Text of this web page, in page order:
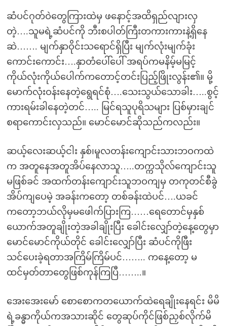
ဆံပင်ဂုတ်ဝဲတွေကြားထဲမှ ဖနောင့်အထိရှည်လျားလှ
တဲ့….သူမရဲ့ဆံပင်ကို ဘီးစပါတ်ကြီးတကားကားနဲ့ရှိနေ
ဆဲ……. မျက်နှာဝိုင်းသရောင်ရှိပြီး မျက်လုံးမျက်ခုံး
ကောင်းကောင်း….နှာတံပေါ်ပေါ် အရပ်ကမနိမ့်မမြင့်
ကိုယ်လုံးကိုယ်ပေါက်ကတောင့်တင်းပြည့်ဖြိုးလွန်း၏။ မို့
မောက်လုံးဝန်းနေတဲ့ရွေရင်စုံ….သေးသွယ်သောခါး…..စွင့်
ကားရမ်းခါနေတဲ့တင်….. မြင်ရသူပုရိသများ ပြစ်မှားချင်
စရာကောင်းလှသည်။ မောင်မောင်ဆိုသည်ကလည်း။
ဆယ့်လေးဆယ့်ငါး နှစ်၊မူလတန်းကျောင်းသားဘဝကထဲ
က အတူနေအတူအိပ်နေလာသူ…..တက္ကသိုလ်ကျောင်းသူ
မဖြစ်ခင် အထက်တန်းကျောင်းသူဘဝကျမှ တကုတင်စီခွဲ
အိပ်ကျပေမဲ့ အခန်းကတော့ တစ်ခန်းထဲပင်….ယခင်
ကတော့ဘယ်လိုမှမဖေါက်ပြားကြ……ရေတောင်မှနှစ်
ယောက်အတူချိုးတဲ့အခါချိုးပြီး ခေါင်းလျှော်တဲ့နေ့တွေမှာ
မောင်မောင်ကိုယ်တိုင် ခေါင်းလျှော်ပြီး ဆံပင်ကိုဖြီး
သင်ပေးခဲ့ရတာအကြိမ်ကြိမ်ပင်…….. ကနေ့တော့ မ
ထင်မှတ်တာတွေဖြစ်ကုန်ကြပြီ……..။
အေးအေးမော် စောစောကတယောက်ထဲရေချိုးနေရင်း မိမိ
ရဲ့ခန္ဓာကိုယ်ကအသားဆိုင် တွေဆုပ်ကိုင်ဖြစ်ညှစ်လိုက်မိ